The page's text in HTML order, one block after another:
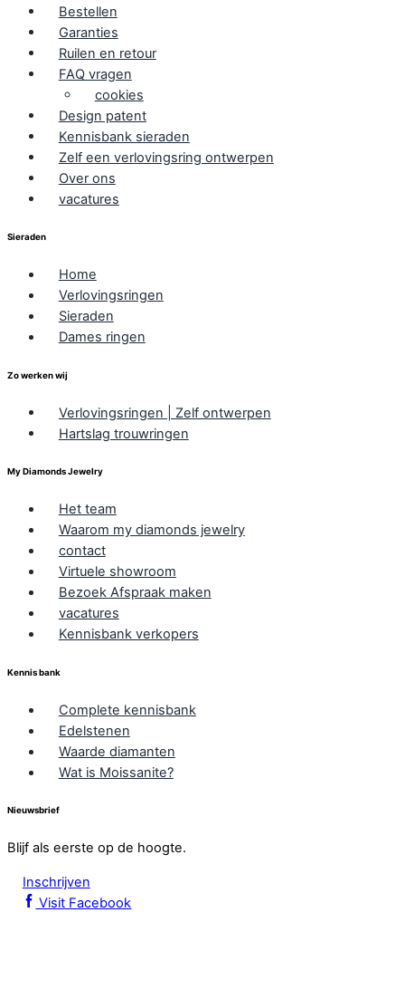
Bestellen
Garanties
Ruilen en retour
FAQ vragen
cookies
Design patent
Kennisbank sieraden
Zelf een verlovingsring ontwerpen
Over ons
vacatures
Sieraden
Home
Verlovingsringen
Sieraden
Dames ringen
Zo werken wij
Verlovingsringen | Zelf ontwerpen
Hartslag trouwringen
My Diamonds Jewelry
Het team
Waarom my diamonds jewelry
contact
Virtuele showroom
Bezoek Afspraak maken
vacatures
Kennisbank verkopers
Kennis bank
Complete kennisbank
Edelstenen
Waarde diamanten
Wat is Moissanite?
Nieuwsbrief
Blijf als eerste op de hoogte.
Inschrijven
Visit Facebook